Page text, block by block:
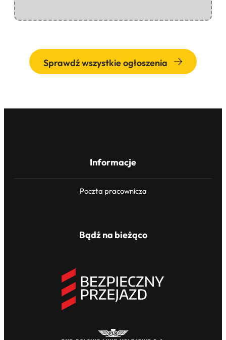
Sprawdź wszystkie ogłoszenia
Informacje
Poczta pracownicza
Bądź na bieżąco